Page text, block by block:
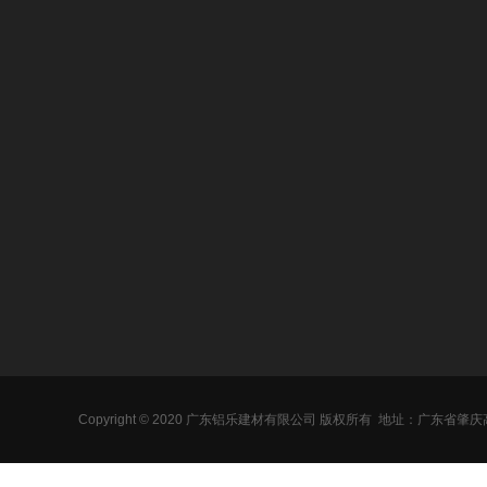
幕墙铝单板
Copyright © 2020 广东铝乐建材有限公司 版权所有 地址：广东省肇